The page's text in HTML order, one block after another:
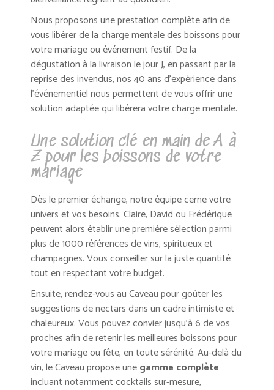
Nous proposons une prestation complète afin de
vous libérer de la charge mentale des boissons pour
votre mariage ou événement festif. De la
dégustation à la livraison le jour J, en passant par la
reprise des invendus, nos 40 ans d’expérience dans
l’événementiel nous permettent de vous offrir une
solution adaptée qui libérera votre charge mentale.
Une solution clé en main de A à
Z pour les boissons de votre
mariage
Dès le premier échange, notre équipe cerne votre
univers et vos besoins. Claire, David ou Frédérique
peuvent alors établir une première sélection parmi
plus de 1000 références de vins, spiritueux et
champagnes. Vous conseiller sur la juste quantité
tout en respectant votre budget.
Ensuite, rendez-vous au Caveau pour goûter les
suggestions de nectars dans un cadre intimiste et
chaleureux. Vous pouvez convier jusqu’à 6 de vos
proches afin de retenir les meilleures boissons pour
votre mariage ou fête, en toute sérénité. Au-delà du
vin, le Caveau propose unegamme complète
incluant notamment cocktails sur-mesure,